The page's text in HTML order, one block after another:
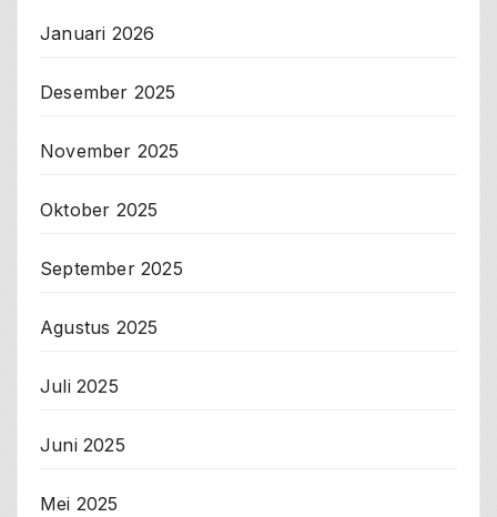
Januari 2026
Desember 2025
November 2025
Oktober 2025
September 2025
Agustus 2025
Juli 2025
Juni 2025
Mei 2025